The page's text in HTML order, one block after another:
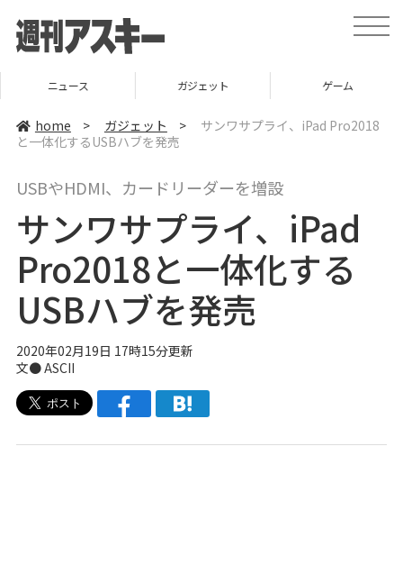
t
o
v
ニュース ガジェット ゲーム
home > ガジェット >
サンワサプライ、iPad Pro2018
と一体化するUSBハブを発売
USBやHDMI、カードリーダーを増設
サンワサプライ、iPad
Pro2018と一体化する
USBハブを発売
2020年02月19日 17時15分更新
文● ASCII